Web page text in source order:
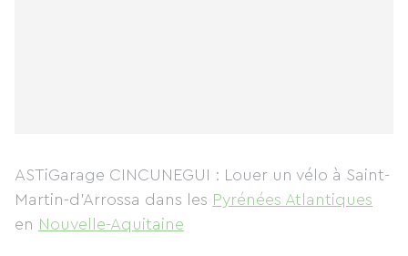
ASTiGarage CINCUNEGUI : Louer un vélo à Saint-
Martin-d'Arrossa dans les Pyrénées Atlantiques
en Nouvelle-Aquitaine